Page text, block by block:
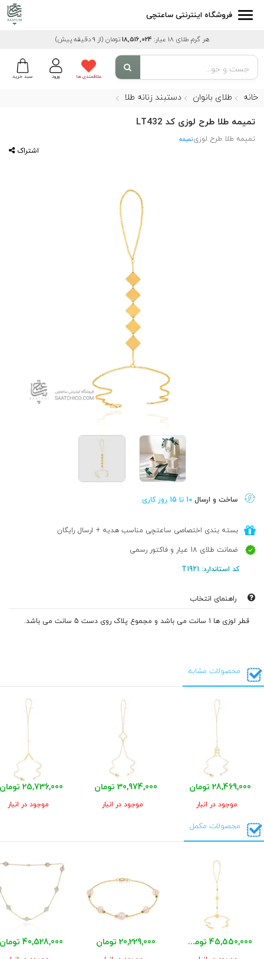
فروشگاه اینترنتی ساعتچی
هر گرم طلای 18 عیار: 18,516,024تومان (از 9 دقیقه پیش)
سبد خرید ورود علاقمندی ها
خانه طلای بانوان دستبند زنانه طلا
تمیمه طلا طرح لوزی کد LT432
تمیمه طلا طرح لوزیتمیمه
اشتراک
ساخت و ارسال 10 تا 15 روز کاری
بسته بندی اختصاصی ساعتچی مناسب هدیه + ارسال رایگان
ضمانت طلای 18 عیار و فاکتور رسمی
کد استاندارد: T1921
راهنمای انتخاب
قطر لوزی ها 1 سانت می باشد و مجموع پلاک روی دست 5 سانت می باشد.
محصولات مشابه
28,469,000 تومان
موجود در انبار
30,974,000 تومان
موجود در انبار
25,736,000 تومان
موجود در انبار
محصولات مکمل
45,550,000 تومان 20,229,000 تومان 40,528,000 تومان